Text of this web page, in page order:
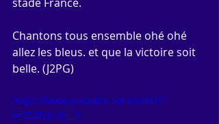
Chantons tous ensemble ohé ohé
allez les bleus. et que la victoire soit
belle. (J2PG)
https://www.youtube.com/watch?
v=2S2Np1qj__k